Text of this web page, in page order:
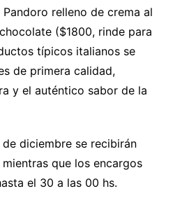
relleno de crema al
($1800, rinde para
típicos italianos se
de primera calidad,
y el auténtico sabor de la
diciembre se recibirán
que los encargos
el 30 a las 00 hs.